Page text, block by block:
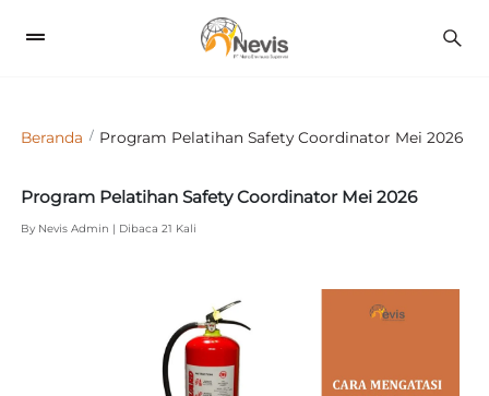
Beranda Program Pelatihan Safety Coordinator Mei 2026
Program Pelatihan Safety Coordinator Mei 2026
By Nevis Admin | Dibaca 21 Kali